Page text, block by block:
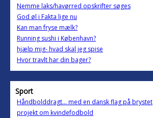
Nemme laks/havørred opskrifter søges
God øl i Fakta lige nu
Kan man fryse mælk?
Running sushi i København?
hjælp mig- hvad skal jeg spise
Hvor travlt har din bager?
Sport
Håndbolddragt... med en dansk flag på brystet
projekt om kvindefodbold